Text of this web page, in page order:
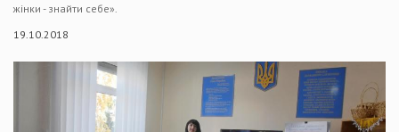
жінки - знайти себе».
19.10.2018